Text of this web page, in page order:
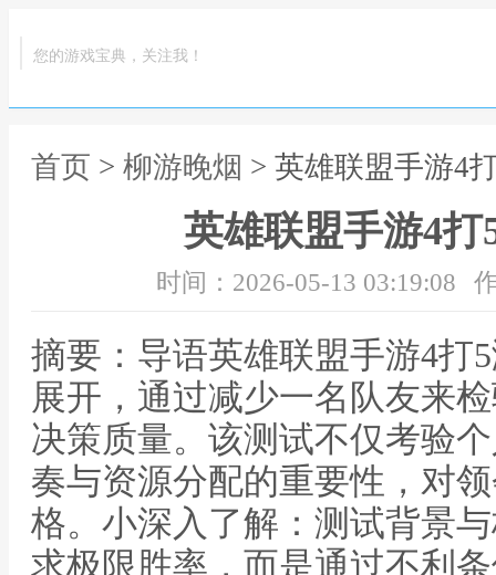
您的游戏宝典，关注我！
首页 > 柳游晚烟 > 英雄联盟手游4
英雄联盟手游4
时间：2026-05-13 03:19:08
摘要：导语英雄联盟手游4打
展开，通过减少一名队友来
决策质量。该测试不仅考验
奏与资源分配的重要性，对
格。小深入了解：测试背景
求极限胜率，而是通过不利